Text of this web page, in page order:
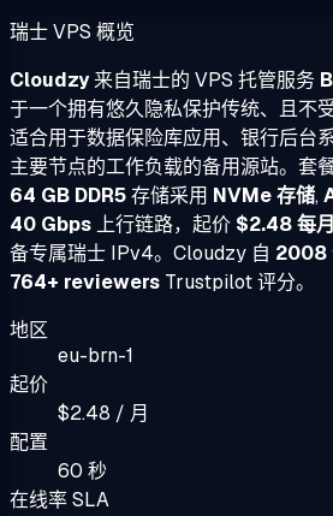
瑞士 VPS 概览
Cloudzy来自瑞士的 VPS 托管服务
于一个拥有悠久隐私保护传统、且不
适合用于数据保险库应用、银行后台
主要节点的工作负载的备用源站。套
64 GB DDR5存储采用 NVMe 存储,
40 Gbps 上行链路，起价 $2.48 每月
备专属瑞士 IPv4。Cloudzy 自 2008
764+ reviewers Trustpilot 评分。
地区
eu-brn-1
起价
$2.48 / 月
配置
60 秒
在线率 SLA